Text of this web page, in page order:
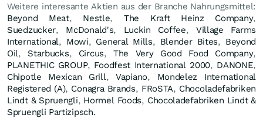
Weitere interesante Aktien aus der Branche Nahrungsmittel:
Beyond Meat, Nestle, The Kraft Heinz Company,
Suedzucker, McDonald's, Luckin Coffee, Village Farms
International, Mowi, General Mills, Blender Bites, Beyond
Oil, Starbucks, Circus,The Very Good Food Company,
PLANETHIC GROUP, Foodfest International 2000, DANONE,
Chipotle Mexican Grill,Vapiano, Mondelez International
Registered (A), Conagra Brands, FRoSTA, Chocoladefabriken
Lindt & Spruengli, Hormel Foods, Chocoladefabriken Lindt &
Spruengli Partizipsch.